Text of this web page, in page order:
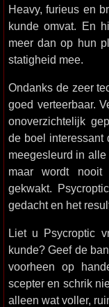
Heavy, furieus en
kunde omvat. En
meer dan op hun
statigheid mee.
Ondanks de zeer
goed verteerbaar.
onoverzichtelijk
de boel interessant
meegesleurd in
maar wordt nooit
gekwakt.
gedacht en het
Liet u Psycroptic
kunde? Geef de
voorheen op
scepter en schrik
alleen wat voller,